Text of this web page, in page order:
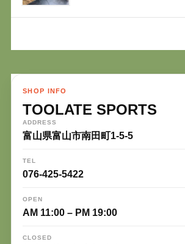
SHOP INFO
TOOLATE SPORTS
ADDRESS
富山県富山市南田町1-5-5
TEL
076-425-5422
OPEN
AM 11:00 – PM 19:00
CLOSED